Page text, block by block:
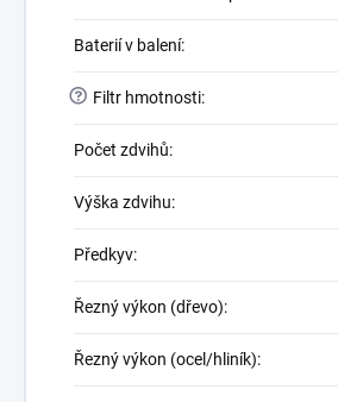
Baterií v balení:
? Filtr hmotnosti:
Počet zdvihů:
Výška zdvihu:
Předkyv:
Řezný výkon (dřevo):
Řezný výkon (ocel/hliník):